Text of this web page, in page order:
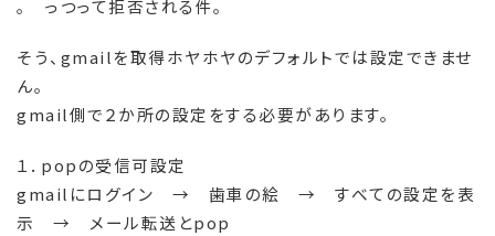
。 っつって拒否される件。
そう、gmailを取得ホヤホヤのデフォルトでは設定できませ
ん。
gmail側で２か所の設定をする必要があります。
１．popの受信可設定
gmailにログイン → 歯車の絵 → すべての設定を表
示 → メール転送とpop